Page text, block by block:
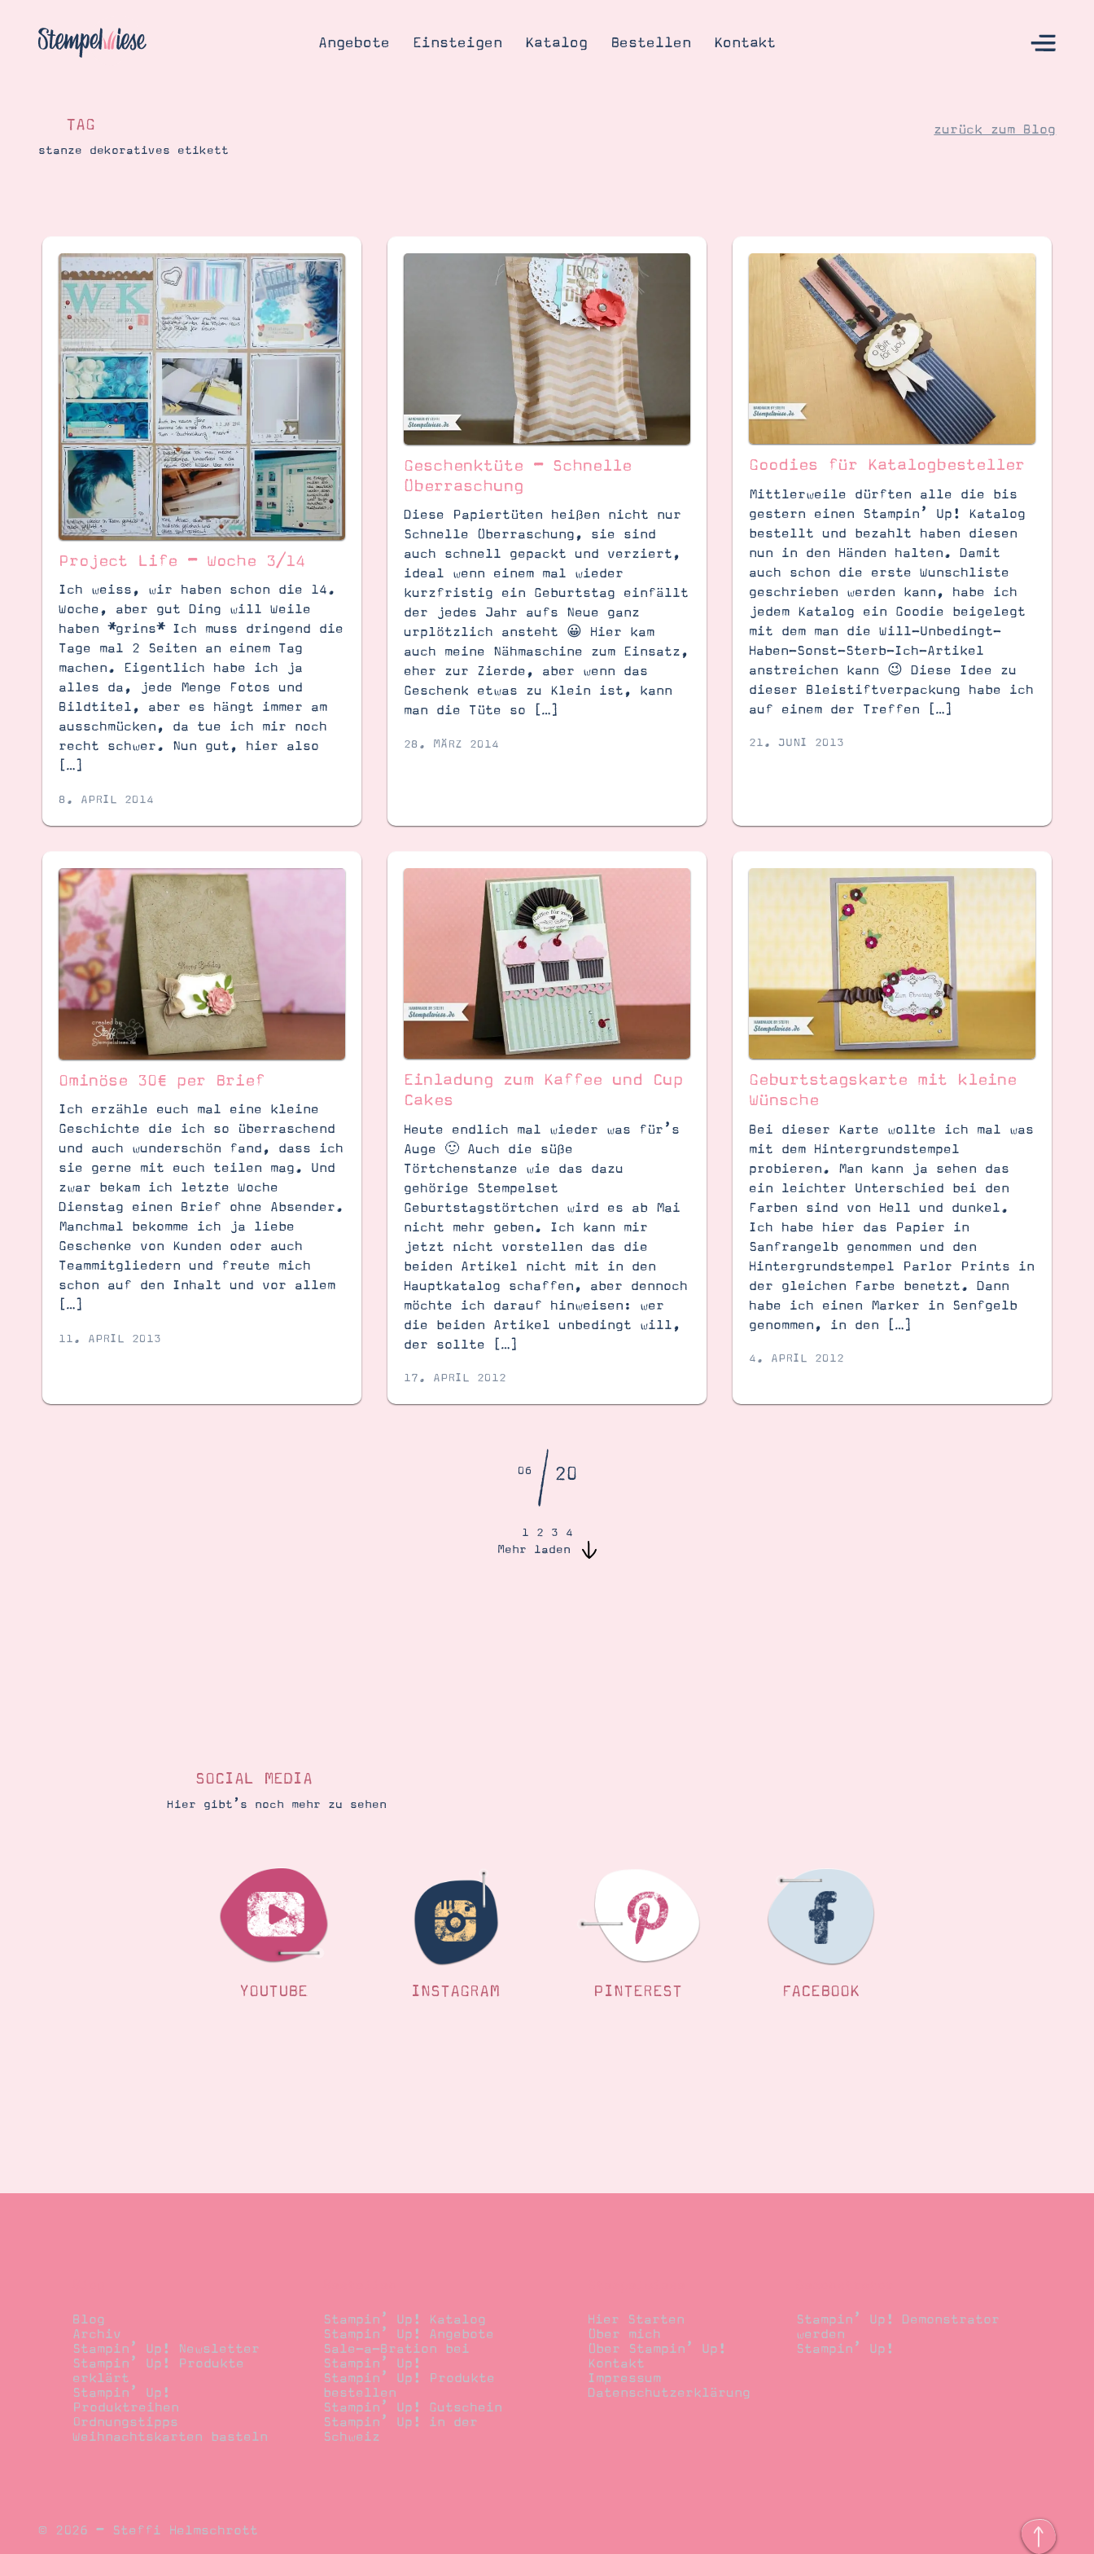
Angebote Einsteigen Katalog Bestellen Kontakt
Katalog
Bestellen
Kontakt
Blog
Gutscheine
Produkte erklärt
Über mich
Über Stampin’ Up!
Suche Impressum Datenschutz
SUCHE
TAG
stanze dekoratives etikett
zurück zum Blog
Project Life – Woche 3/14
Ich weiss, wir haben schon die 14.
Woche, aber gut Ding will Weile
haben *grins* Ich muss dringend die
Tage mal 2 Seiten an einem Tag
machen. Eigentlich habe ich ja
alles da, jede Menge Fotos und
Bildtitel, aber es hängt immer am
ausschmücken, da tue ich mir noch
recht schwer. Nun gut, hier also
[…]
8. APRIL 2014
Geschenktüte – Schnelle
Überraschung
Diese Papiertüten heißen nicht nur
Schnelle Überraschung, sie sind
auch schnell gepackt und verziert,
ideal wenn einem mal wieder
kurzfristig ein Geburtstag einfällt
der jedes Jahr aufs Neue ganz
urplötzlich ansteht 😀 Hier kam
auch meine Nähmaschine zum Einsatz,
eher zur Zierde, aber wenn das
Geschenk etwas zu Klein ist, kann
man die Tüte so […]
28. MÄRZ 2014
Goodies für Katalogbesteller
Mittlerweile dürften alle die bis
gestern einen Stampin’ Up! Katalog
bestellt und bezahlt haben diesen
nun in den Händen halten. Damit
auch schon die erste Wunschliste
geschrieben werden kann, habe ich
jedem Katalog ein Goodie beigelegt
mit dem man die Will-Unbedingt-
Haben-Sonst-Sterb-Ich-Artikel
anstreichen kann 😉 Diese Idee zu
dieser Bleistiftverpackung habe ich
auf einem der Treffen […]
21. JUNI 2013
Ominöse 30€ per Brief
Ich erzähle euch mal eine kleine
Geschichte die ich so überraschend
und auch wunderschön fand, dass ich
sie gerne mit euch teilen mag. Und
zwar bekam ich letzte Woche
Dienstag einen Brief ohne Absender.
Manchmal bekomme ich ja liebe
Geschenke von Kunden oder auch
Teammitgliedern und freute mich
schon auf den Inhalt und vor allem
[…]
11. APRIL 2013
Einladung zum Kaffee und Cup
Cakes
Heute endlich mal wieder was für’s
Auge 🙂 Auch die süße
Törtchenstanze wie das dazu
gehörige Stempelset
Geburtstagstörtchen wird es ab Mai
nicht mehr geben. Ich kann mir
jetzt nicht vorstellen das die
beiden Artikel nicht mit in den
Hauptkatalog schaffen, aber dennoch
möchte ich darauf hinweisen: wer
die beiden Artikel unbedingt will,
der sollte […]
17. APRIL 2012
Geburtstagskarte mit kleine
Wünsche
Bei dieser Karte wollte ich mal was
mit dem Hintergrundstempel
probieren. Man kann ja sehen das
ein leichter Unterschied bei den
Farben sind von Hell und dunkel.
Ich habe hier das Papier in
Sanfrangelb genommen und den
Hintergrundstempel Parlor Prints in
der gleichen Farbe benetzt. Dann
habe ich einen Marker in Senfgelb
genommen, in den […]
4. APRIL 2012
06/20
1 2 3
4
Mehr laden
SOCIAL MEDIA
Hier gibt’s noch mehr zu sehen
YOUTUBE INSTAGRAM PINTEREST FACEBOOK
Blog
Archiv
Stampin’ Up! Newsletter
Stampin’ Up! Produkte
erklärt
Stampin’ Up!
Produktreihen
Ordnungstipps
Weihnachtskarten basteln
Stampin’ Up! Katalog
Stampin’ Up! Angebote
Sale-a-Bration bei
Stampin’ Up!
Stampin’ Up! Produkte
bestellen
Stampin’ Up! Gutschein
Stampin’ Up! in der
Schweiz
Hier Starten
Über mich
Über Stampin’ Up!
Kontakt
Impressum
Datenschutzerklärung
Stampin’ Up! Demonstrator
werden
Stampin’ Up!
© 2026 – Steffi Helmschrott